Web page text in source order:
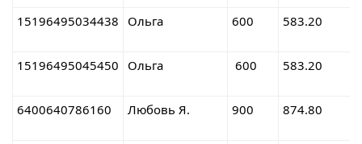
15196495034438
Ольга 600 583.20
15196495045450
Ольга 600 583.20
6400640786160
Любовь Я. 900 874.80